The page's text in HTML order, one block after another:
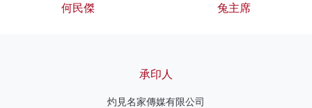
何民傑 兔主席
承印人
灼見名家傳媒有限公司